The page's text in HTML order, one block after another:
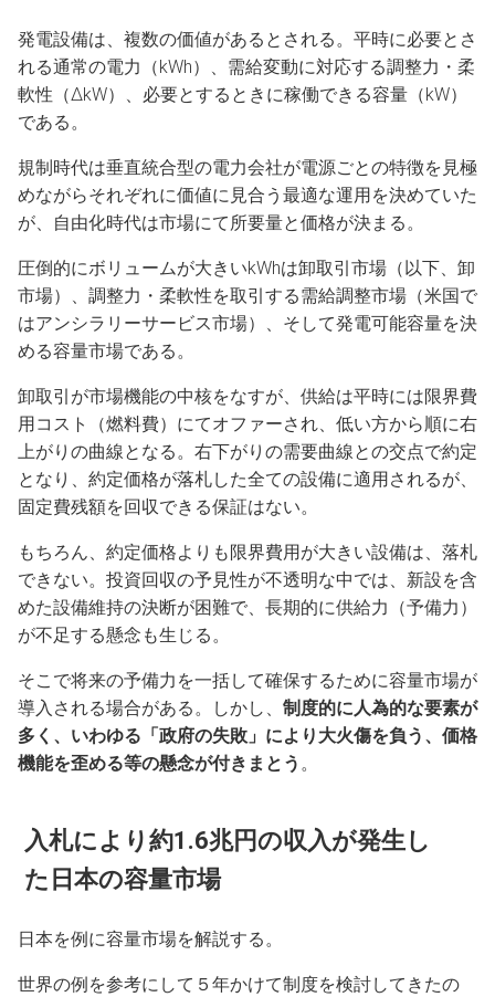
発電設備は、複数の価値があるとされる。平時に必要とさ
れる通常の電力（kWh）、需給変動に対応する調整力・柔
軟性（ΔkW）、必要とするときに稼働できる容量（kW）
である。
規制時代は垂直統合型の電力会社が電源ごとの特徴を見極
めながらそれぞれに価値に見合う最適な運用を決めていた
が、自由化時代は市場にて所要量と価格が決まる。
圧倒的にボリュームが大きいkWhは卸取引市場（以下、卸
市場）、調整力・柔軟性を取引する需給調整市場（米国で
はアンシラリーサービス市場）、そして発電可能容量を決
める容量市場である。
卸取引が市場機能の中核をなすが、供給は平時には限界費
用コスト（燃料費）にてオファーされ、低い方から順に右
上がりの曲線となる。右下がりの需要曲線との交点で約定
となり、約定価格が落札した全ての設備に適用されるが、
固定費残額を回収できる保証はない。
もちろん、約定価格よりも限界費用が大きい設備は、落札
できない。投資回収の予見性が不透明な中では、新設を含
めた設備維持の決断が困難で、長期的に供給力（予備力）
が不足する懸念も生じる。
そこで将来の予備力を一括して確保するために容量市場が
導入される場合がある。しかし、 制度的に人為的な要素が
多く、いわゆる「政府の失敗」により大火傷を負う、価格
機能を歪める等の懸念が付きまとう 。
入札により約1.6兆円の収入が発生し
た日本の容量市場
日本を例に容量市場を解説する。
世界の例を参考にして５年かけて制度を検討してきたの